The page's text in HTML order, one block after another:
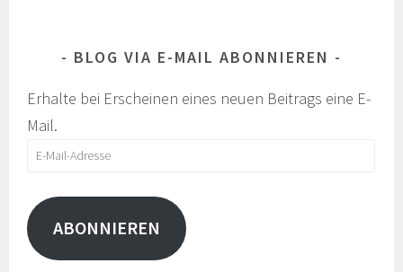
BLOG VIA E-MAIL ABONNIEREN
Erhalte bei Erscheinen eines neuen Beitrags eine E-
Mail.
E-
Adresse
ABONNIEREN